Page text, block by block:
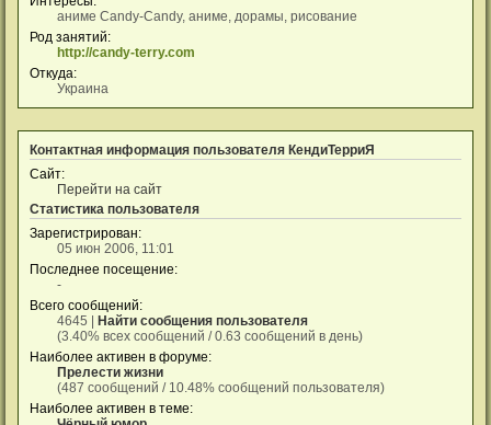
аниме Candy-Candy, аниме, дорамы, рисование
Род занятий:
http://candy-terry.com
Откуда:
Украина
Контактная информация пользователя КендиТерриЯ
Сайт:
Перейти на сайт
Статистика пользователя
Зарегистрирован:
05 июн 2006, 11:01
Последнее посещение:
-
Всего сообщений:
4645 |
Найти сообщения пользователя
(3.40% всех сообщений / 0.63 сообщений в день)
Наиболее активен в форуме:
Прелести жизни
(487 сообщений / 10.48% сообщений пользователя)
Наиболее активен в теме: